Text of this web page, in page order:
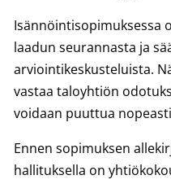
Isännöintisopimuksessa
laadun seurannasta ja
arviointikeskusteluista.
vastaa taloyhtiön
voidaan puuttua
Ennen sopimuksen
hallituksella on